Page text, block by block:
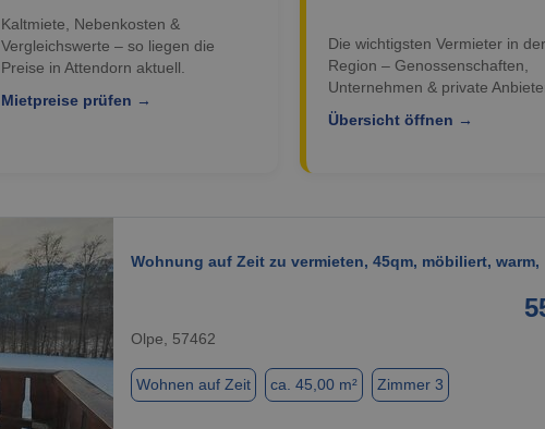
Kaltmiete, Nebenkosten &
Vergleichswerte – so liegen die
Preise in Attendorn aktuell.
Mietpreise prüfen →
Die wichtigsten Vermieter in der
Region – Genossenschaften,
Unternehmen & private
Übersicht öffnen →
Wohnung auf Zeit zu vermieten, 45qm, möbiliert, warm,
Olpe, 57462
Wohnen auf Zeit ca. 45,00 m² Zimmer 3